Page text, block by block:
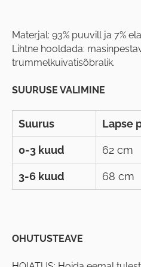
Materjal: 93% puuvill ja 7%
Lihtne hooldada:
trummelkuivatisõbralik.
SUURUSE VALIMINE
Suurus Lapse
0-3 kuud 62 cm
3-6 kuud 68 cm
OHUTUSTEAVE